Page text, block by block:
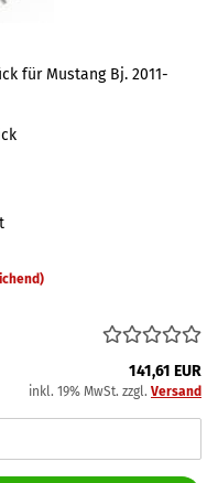
für Mustang Bj. 2011-
141,61 EUR
inkl. 19% MwSt. zzgl. Versand